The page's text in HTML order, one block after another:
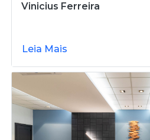
Vinicius Ferreira
Leia Mais